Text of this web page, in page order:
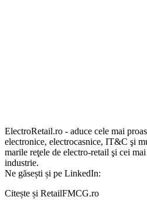
ElectroRetail.ro - aduce cele mai
electronice, electrocasnice, IT&C şi
marile reţele de electro-retail şi cei
industrie.
Ne găsești și pe LinkedIn:
Citește și RetailFMCG.ro